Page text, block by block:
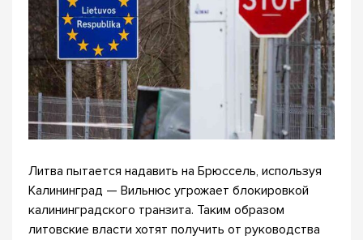
Литва пытается надавить на Брюссель, используя
Калининград — Вильнюс угрожает блокировкой
калининградского транзита. Таким образом
литовские власти хотят получить от руководства